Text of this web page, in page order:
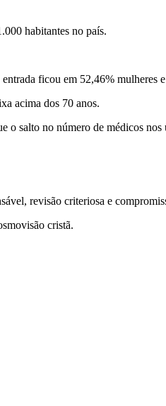
habitantes no país.
ficou em 52,46% mulheres
acima dos 70 anos.
salto no número de médicos
revisão criteriosa e
cristã.